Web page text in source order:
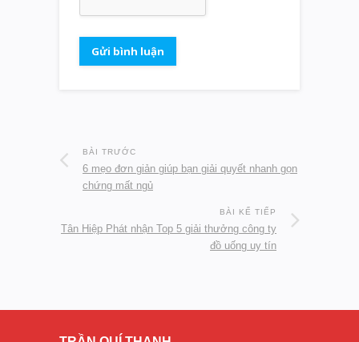
BÀI TRƯỚC
6 mẹo đơn giản giúp bạn giải quyết nhanh gọn
chứng mất ngủ
BÀI KẾ TIẾP
Tân Hiệp Phát nhận Top 5 giải thưởng công ty
đồ uống uy tín